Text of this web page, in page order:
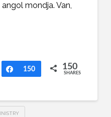
angol mondja. Van,
Share
150 150
SHARES